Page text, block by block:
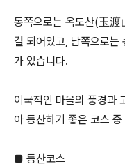
동쪽으로는 옥도산(玉
결 되어있고, 남쪽으로
가 있습니다.
이국적인 마을의 풍경과
아 등산하기 좋은 코스
■ 등산코스